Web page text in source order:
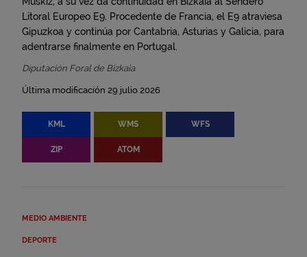
Litoral Europeo E9. Procedente de Francia, el E9 atraviesa
Gipuzkoa y continúa por Cantabria, Asturias y Galicia, para
adentrarse finalmente en Portugal.
Diputación Foral de Bizkaia
Última modificación 29 julio 2026
KML WMS WFS
ZIP ATOM
MEDIO AMBIENTE
DEPORTE